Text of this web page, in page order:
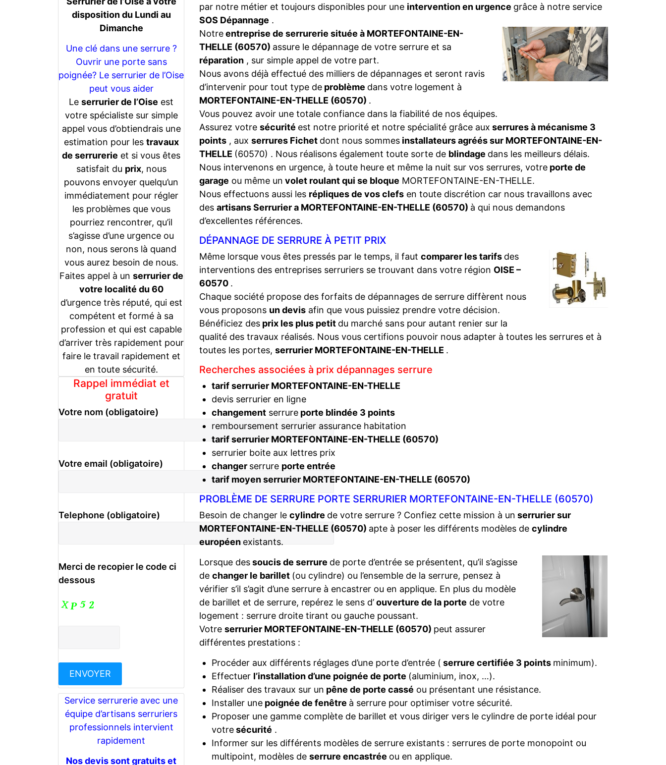
disposition du Lundi au
Dimanche
Une clé dans une serrure ?
Ouvrir une porte sans
poignée? Le serrurier de l’Oise
peut vous aider
Le serrurier de l’Oise est
votre spécialiste sur simple
appel vous d’obtiendrais une
estimation pour les travaux
de serrurerie et si vous êtes
satisfait du prix, nous
pouvons envoyer quelqu’un
immédiatement pour régler
les problèmes que vous
pourriez rencontrer, qu’il
s’agisse d’une urgence ou
non, nous serons là quand
vous aurez besoin de nous.
Faites appel à un serrurier de
votre localité du 60
d’urgence très réputé, qui est
compétent et formé à sa
profession et qui est capable
d’arriver très rapidement pour
faire le travail rapidement et
en toute sécurité.
Rappel immédiat et
gratuit
Votre nom (obligatoire)
Votre email (obligatoire)
Telephone (obligatoire)
Merci de recopier le code ci
dessous
Service serrurerie avec une
équipe d’artisans serruriers
professionnels intervient
rapidement
Nos devis sont gratuits et
par notre métier et toujours disponibles pour une intervention en urgence grâce à notre service
SOS Dépannage .
Notreentreprise de serrurerie située à MORTEFONTAINE-EN-
THELLE (60570) assure le dépannage de votre serrure et sa
réparation , sur simple appel de votre part.
Nous avons déjà effectué des milliers de dépannages et seront ravis
d’intervenir pour tout type de problème dans votre logement à
MORTEFONTAINE-EN-THELLE (60570) .
Vous pouvez avoir une totale confiance dans la fiabilité de nos équipes.
Assurez votre sécurité est notre priorité et notre spécialité grâce aux serrures à mécanisme 3
points , aux serrures Fichet dont nous sommes installateurs agréés sur MORTEFONTAINE-EN-
THELLE (60570) . Nous réalisons également toute sorte de blindage dans les meilleurs délais.
Nous intervenons en urgence, à toute heure et même la nuit sur vos serrures, votre porte de
garage ou même un volet roulant qui se bloque MORTEFONTAINE-EN-THELLE.
Nous effectuons aussi les répliques de vos clefs en toute discrétion car nous travaillons avec
des artisans Serrurier a MORTEFONTAINE-EN-THELLE (60570) à qui nous demandons
d’excellentes références.
DÉPANNAGE DE SERRURE À PETIT PRIX
Même lorsque vous êtes pressés par le temps, il faut comparer les tarifs des
interventions des entreprises serruriers se trouvant dans votre région OISE –
60570 .
Chaque société propose des forfaits de dépannages de serrure diffèrent nous
vous proposons un devis afin que vous puissiez prendre votre décision.
Bénéficiez des prix les plus petit du marché sans pour autant renier sur la
qualité des travaux réalisés. Nous vous certifions pouvoir nous adapter à toutes les serrures et à
toutes les portes, serrurier MORTEFONTAINE-EN-THELLE .
Recherches associées à prix dépannages serrure
tarif serrurier MORTEFONTAINE-EN-THELLE
devis serrurier en ligne
changementserrureporte blindée 3 points
remboursement serrurier assurance habitation
tarif serrurier MORTEFONTAINE-EN-THELLE (60570)
serrurier boite aux lettres prix
changer serrure porte entrée
tarif moyen serrurier MORTEFONTAINE-EN-THELLE (60570)
PROBLÈME DE SERRURE PORTE SERRURIER MORTEFONTAINE-EN-THELLE (60570)
Besoin de changer le cylindre de votre serrure ? Confiez cette mission à un serrurier sur
MORTEFONTAINE-EN-THELLE (60570) apte à poser les différents modèles de cylindre
européen existants.
Lorsque dessoucis de serrure de porte d’entrée se présentent, qu’il s’agisse
de changer le barillet (ou cylindre) ou l’ensemble de la serrure, pensez à
vérifier s’il s’agit d’une serrure à encastrer ou en applique. En plus du modèle
de barillet et de serrure, repérez le sens d’ouverture de la porte de votre
logement : serrure droite tirant ou gauche poussant.
Votre serrurier MORTEFONTAINE-EN-THELLE (60570) peut assurer
différentes prestations :
Procéder aux différents réglages d’une porte d’entrée ( serrure certifiée 3 points minimum).
Effectuer l’installation d’une poignée de porte (aluminium, inox, …).
Réaliser des travaux sur un pêne de porte cassé ou présentant une résistance.
Installer unepoignée de fenêtre à serrure pour optimiser votre sécurité.
Proposer une gamme complète de barillet et vous diriger vers le cylindre de porte idéal pour
votresécurité .
Informer sur les différents modèles de serrure existants : serrures de porte monopoint ou
multipoint, modèles de serrure encastrée ou en applique.